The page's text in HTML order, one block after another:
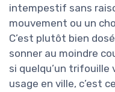
intempestif sans
mouvement ou un
C’est plutôt bien
sonner au moindre
si quelqu’un trifouille
usage en ville, c’est